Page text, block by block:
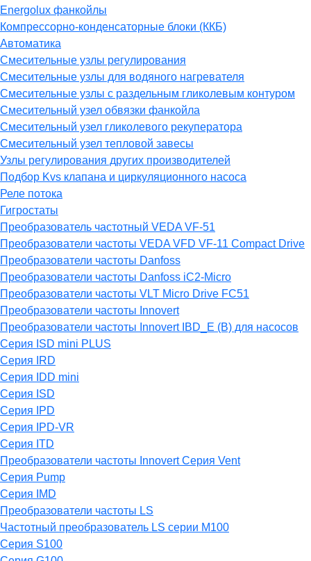
Energolux фанкойлы
Компрессорно-конденсаторные блоки (ККБ)
Автоматика
Смесительные узлы регулирования
Смесительные узлы для водяного нагревателя
Смесительные узлы с раздельным гликолевым контуром
Смесительный узел обвязки фанкойла
Смесительный узел гликолевого рекуператора
Смесительный узел тепловой завесы
Узлы регулирования других производителей
Подбор Kvs клапана и циркуляционного насоса
Реле потока
Гигростаты
Преобразователь частотный VEDA VF-51
Преобразователи частоты VEDA VFD VF-11 Compact Drive
Преобразователи частоты Danfoss
Преобразователи частоты Danfoss iC2-Micro
Преобразователи частоты VLT Micro Drive FC51
Преобразователи частоты Innovert
Преобразователи частоты Innovert IBD_E (B) для насосов
Серия ISD mini PLUS
Серия IRD
Серия IDD mini
Серия ISD
Серия IPD
Серия IPD-VR
Серия ITD
Преобразователи частоты Innovert Серия Vent
Серия Pump
Серия IMD
Преобразователи частоты LS
Частотный преобразователь LS серии M100
Серия S100